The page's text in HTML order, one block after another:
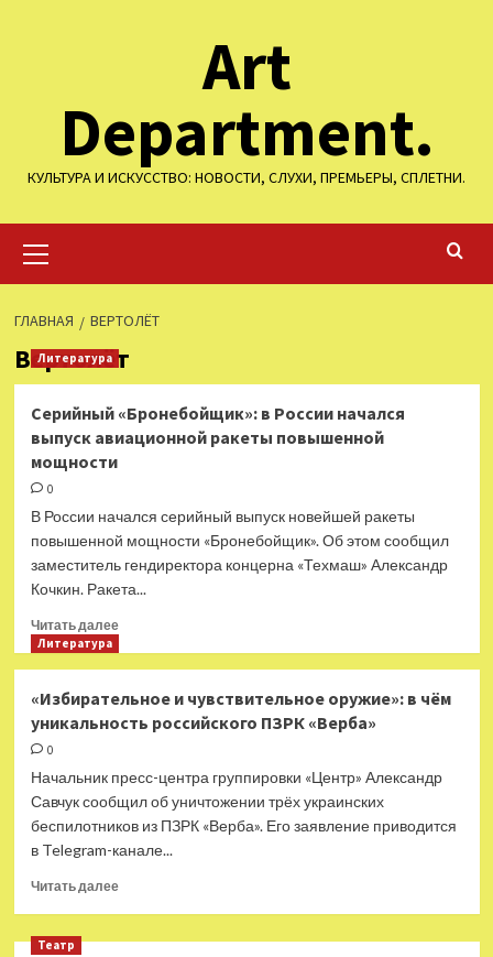
Art
Department.
КУЛЬТУРА И ИСКУССТВО: НОВОСТИ, СЛУХИ, ПРЕМЬЕРЫ, СПЛЕТНИ.
меню
ГЛАВНАЯ ВЕРТОЛЁТ
Вертолёт
Литература
Серийный «Бронебойщик»: в России начался
выпуск авиационной ракеты повышенной
мощности
0
В России начался серийный выпуск новейшей ракеты
повышенной мощности «Бронебойщик». Об этом сообщил
заместитель гендиректора концерна «Техмаш» Александр
Кочкин. Ракета...
Читать далееПрочитать
«Бронебойщик»:
в
выпуск
авиационной
ракеты
повышенной
Литература
«Избирательное и чувствительное оружие»: в чём
уникальность российского ПЗРК «Верба»
0
Начальник пресс-центра группировки «Центр» Александр
Савчук сообщил об уничтожении трёх украинских
беспилотников из ПЗРК «Верба». Его заявление приводится
в Telegram-канале...
Читать далееПрочитать
«Избирательное
Театр